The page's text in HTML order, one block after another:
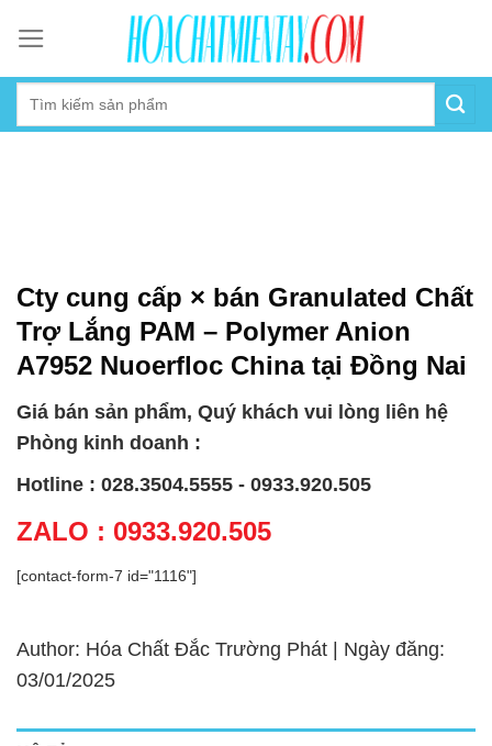
content
Cty cung cấp × bán Granulated Chất
Trợ Lắng PAM – Polymer Anion
A7952 Nuoerfloc China tại Đồng Nai
Giá bán sản phẩm, Quý khách vui lòng liên hệ
Phòng kinh doanh :
Hotline : 028.3504.5555 - 0933.920.505
ZALO : 0933.920.505
[contact-form-7 id="1116"]
Author: Hóa Chất Đắc Trường Phát | Ngày đăng:
03/01/2025